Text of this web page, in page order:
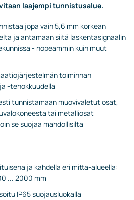
laajempi tunnistusalue.
jopa vain 5,6 mm korkean
ja antamaan siitä laskentasignaalin
- nopeammin kuin muut
toiminnan
-tehokkuudella
tunnistamaan muovivaletut osat,
tai metalliosat
se suojaa mahdollisilta
ja kahdella eri mitta-alueella:
... 2000 mm
IP65 suojausluokalla